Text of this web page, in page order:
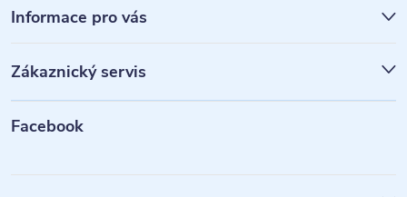
á
p
a
Informace pro vás
Zákaznický servis
Facebook